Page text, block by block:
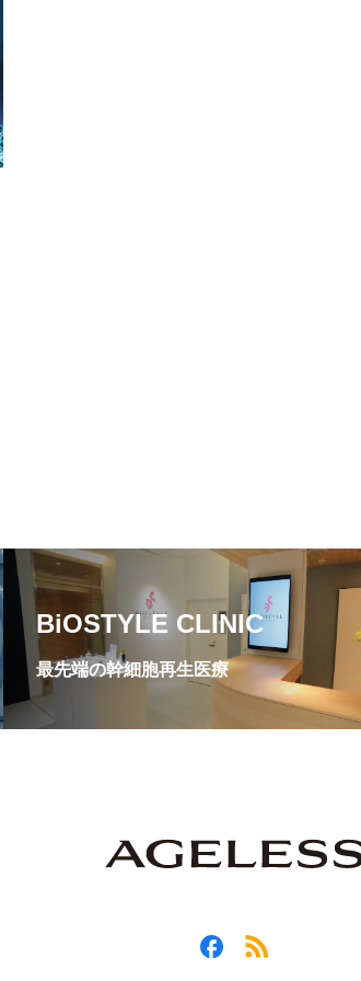
BiOSTYLE CLINIC
最先端の幹細胞再生医療